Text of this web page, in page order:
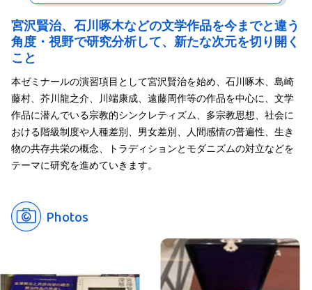
まな異文化に触れ、国際理解を深めていってほしいと思います。
宮沢賢治、石川啄木などの文学作品を今までと違う
角度・視野で研究分析して、新たな次元を切り開く
こと
本ゼミナールの演習項目として宮沢賢治を始め、石川啄木、島崎
藤村、芥川龍之介、川端康成、遠藤周作等の作品を中心に、文学
作品に潜んでいる宗教的シンクレティズム、多宗教思想、社会に
おける階級制度や人種差別、男女差別、人間感情の普遍性、生き
物の共存共栄の概念、トラディションとモダニズムの対立などを
テーマに研究を進めていきます。
Photos